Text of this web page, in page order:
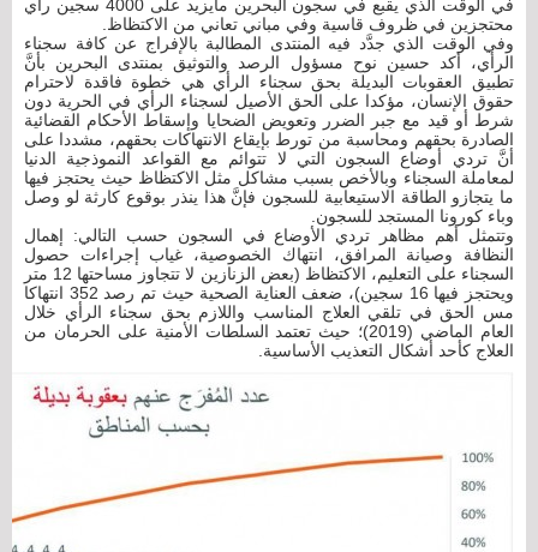
في الوقت الذي يقبع في سجون البحرين مايزيد على 4000 سجين رأي
محتجزين في ظروف قاسية وفي مباني تعاني من الاكتظاظ.
وفي الوقت الذي جدَّد فيه المنتدى المطالبة بالإفراج عن كافة سجناء
الرأي، أكد حسين نوح مسؤول الرصد والتوثيق بمنتدى البحرين بأنَّ
تطبيق العقوبات البديلة بحق سجناء الرأي هي خطوة فاقدة لاحترام
حقوق الإنسان، مؤكدا على الحق الأصيل لسجناء الرأي في الحرية دون
شرط أو قيد مع جبر الضرر وتعويض الضحايا وإسقاط الأحكام القضائية
الصادرة بحقهم ومحاسبة من تورط بإيقاع الانتهاكات بحقهم، مشددا على
أنَّ تردي أوضاع السجون التي لا تتوائم مع القواعد النموذجية الدنيا
لمعاملة السجناء وبالأخص بسبب مشاكل مثل الاكتظاظ حيث يحتجز فيها
ما يتجازو الطاقة الاستيعابية للسجون فإنَّ هذا ينذر بوقوع كارثة لو وصل
وباء كورونا المستجد للسجون.
وتتمثل أهم مظاهر تردي الأوضاع في السجون حسب التالي: إهمال
النظافة وصيانة المرافق، انتهاك الخصوصية، غياب إجراءات حصول
السجناء على التعليم، الاكتظاظ (بعض الزنازين لا تتجاوز مساحتها 12 متر
ويحتجز فيها 16 سجين)، ضعف العناية الصحية حيث تم رصد 352 انتهاكا
مس الحق في تلقي العلاج المناسب واللازم بحق سجناء الرأي خلال
العام الماضي (2019)؛ حيث تعتمد السلطات الأمنية على الحرمان من
العلاج كأحد أشكال التعذيب الأساسية.